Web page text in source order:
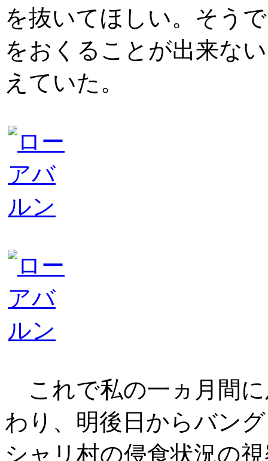
を抜いてほしい。そう
をおくることが出来な
えていた。
これで私の一ヵ月間
わり、明後日からバン
シャリ村の侵食状況の